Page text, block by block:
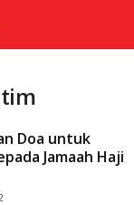
Doa untuk
Jamaah Haji